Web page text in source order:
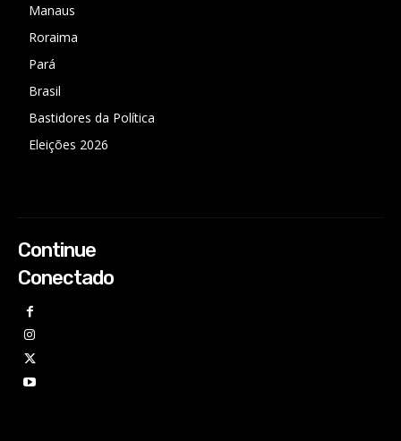
Manaus
Roraima
Pará
Brasil
Bastidores da Política
Eleições 2026
Continue
Conectado